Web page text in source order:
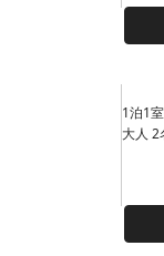
1泊1
大人